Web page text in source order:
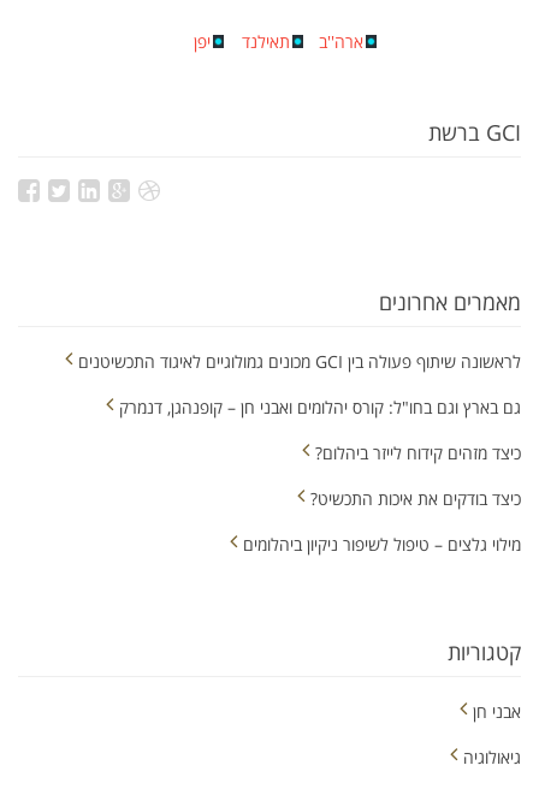
ארה''ב תאילנד יפן
GCI ברשת
מאמרים אחרונים
לראשונה שיתוף פעולה בין GCI מכונים גמולוגיים לאיגוד התכשיטנים
גם בארץ וגם בחו"ל: קורס יהלומים ואבני חן – קופנהגן, דנמרק
כיצד מזהים קידוח לייזר ביהלום?
כיצד בודקים את איכות התכשיט?
מילוי גלצים – טיפול לשיפור ניקיון ביהלומים
קטגוריות
אבני חן
גיאולוגיה